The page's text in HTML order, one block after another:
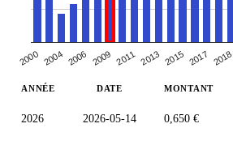
2000 2004 2006 2009 2011 2013 2015 2017 2018
ANNÉE DATE MONTANT
2026 2026-05-14 0,650 €